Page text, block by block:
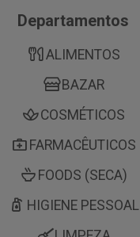
Departamentos
ALIMENTOS
BAZAR
COSMÉTICOS
FARMACÊUTICOS
FOODS (SECA)
HIGIENE PESSOAL